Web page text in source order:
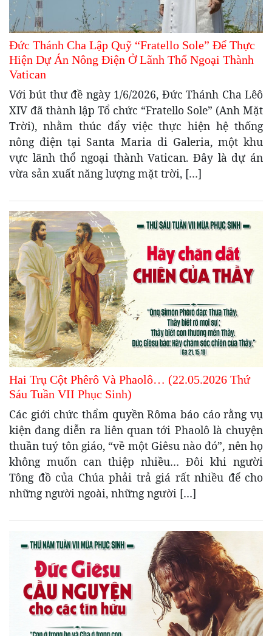
Đức Thánh Cha Lập Quỹ “Fratello Sole” Để Thực
Hiện Dự Án Nông Điện Ở Lãnh Thổ Ngoại Thành
Vatican
Với bút thư đề ngày 1/6/2026, Đức Thánh Cha Lêô
XIV đã thành lập Tổ chức “Fratello Sole” (Anh Mặt
Trời), nhằm thúc đẩy việc thực hiện hệ thống
nông điện tại Santa Maria di Galeria, một khu
vực lãnh thổ ngoại thành Vatican. Đây là dự án
vừa sản xuất năng lượng mặt trời, […]
Hai Trụ Cột Phêrô Và Phaolô… (22.05.2026 Thứ
Sáu Tuần VII Phục Sinh)
Các giới chức thẩm quyền Rôma báo cáo rằng vụ
kiện đang diễn ra liên quan tới Phaolô là chuyện
thuần tuý tôn giáo, “về một Giêsu nào đó”, nên họ
không muốn can thiệp nhiều… Đôi khi người
Tông đồ của Chúa phải trả giá rất nhiều để cho
những người ngoài, những người […]